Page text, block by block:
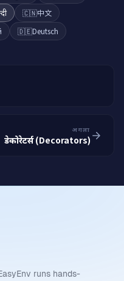
🇨🇳中文
🇩🇪Deutsch
अगला
डेकोरेटर्स (Decorators)
runs hands-